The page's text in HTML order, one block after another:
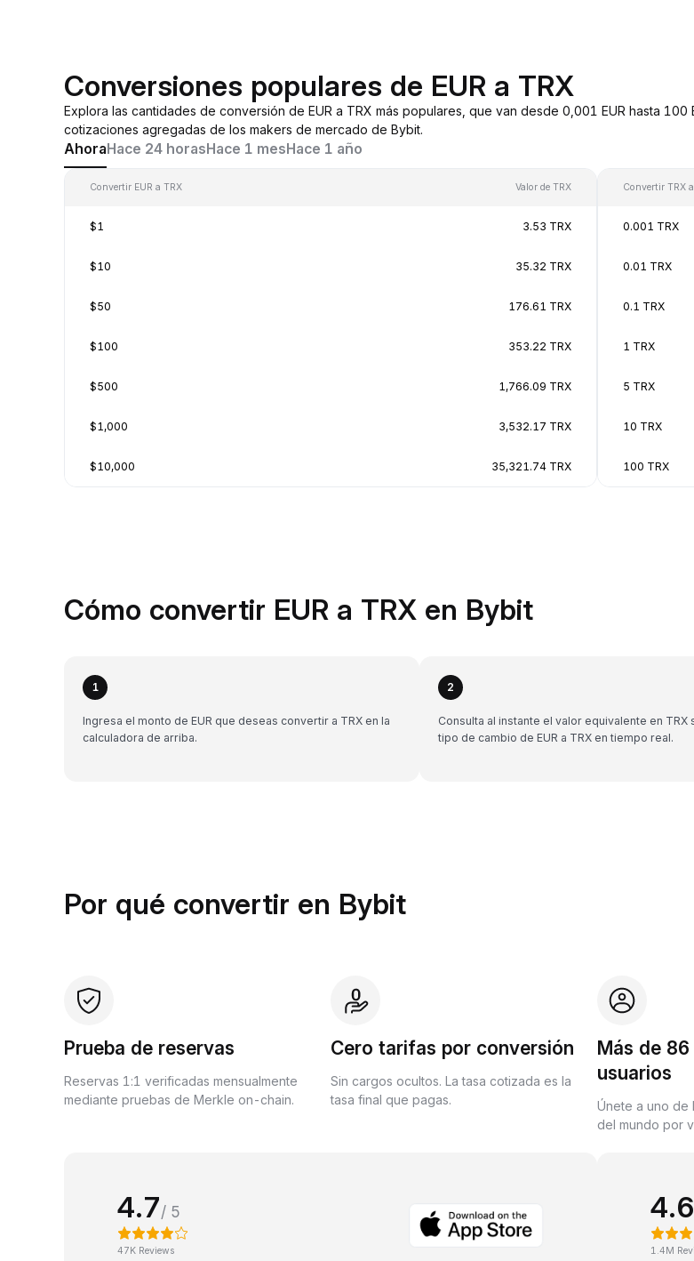
Conversiones populares de EUR a TRX
Explora las cantidades de conversión de EUR a TRX más populares, que van desde 0,001 EUR hasta
cotizaciones agregadas de los makers de mercado de Bybit.
AhoraHace 24 horasHace 1 mesHace 1 año
Convertir EUR a TRX Valor de TRX
$1 3.53 TRX
$10 35.32 TRX
$50 176.61 TRX
$100 353.22 TRX
$500 1,766.09 TRX
$1,000 3,532.17 TRX
$10,000 35,321.74 TRX
Convertir TRX a
0.001 TRX
0.01 TRX
0.1 TRX
1 TRX
5 TRX
10 TRX
100 TRX
Cómo convertir EUR a TRX en Bybit
1
Ingresa el monto de EUR que deseas convertir a TRX en la
calculadora de arriba.
2
Consulta al instante el valor equivalente en TRX
tipo de cambio de EUR a TRX en tiempo real.
Por qué convertir en Bybit
Prueba de reservas
Reservas 1:1 verificadas mensualmente
mediante pruebas de Merkle on-chain.
Cero tarifas por conversión
Sin cargos ocultos. La tasa cotizada es la
tasa final que pagas.
Más de
usuarios
Únete a uno de
del mundo por
4.7/ 5
47K Reviews
4.6
1.4M